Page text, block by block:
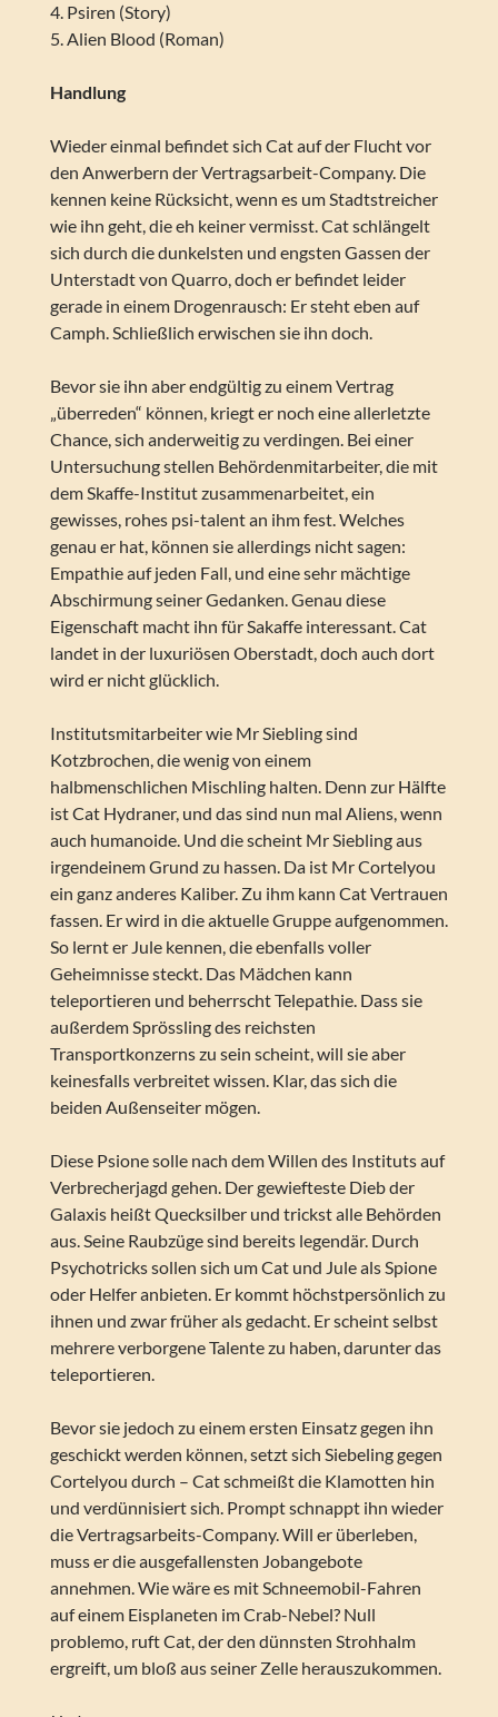
4. Psiren (Story)
5. Alien Blood (Roman)
Handlung
Wieder einmal befindet sich Cat auf der Flucht vor
den Anwerbern der Vertragsarbeit-Company. Die
kennen keine Rücksicht, wenn es um Stadtstreicher
wie ihn geht, die eh keiner vermisst. Cat schlängelt
sich durch die dunkelsten und engsten Gassen der
Unterstadt von Quarro, doch er befindet leider
gerade in einem Drogenrausch: Er steht eben auf
Camph. Schließlich erwischen sie ihn doch.
Bevor sie ihn aber endgültig zu einem Vertrag
„überreden“ können, kriegt er noch eine allerletzte
Chance, sich anderweitig zu verdingen. Bei einer
Untersuchung stellen Behördenmitarbeiter, die mit
dem Skaffe-Institut zusammenarbeitet, ein
gewisses, rohes psi-talent an ihm fest. Welches
genau er hat, können sie allerdings nicht sagen:
Empathie auf jeden Fall, und eine sehr mächtige
Abschirmung seiner Gedanken. Genau diese
Eigenschaft macht ihn für Sakaffe interessant. Cat
landet in der luxuriösen Oberstadt, doch auch dort
wird er nicht glücklich.
Institutsmitarbeiter wie Mr Siebling sind
Kotzbrochen, die wenig von einem
halbmenschlichen Mischling halten. Denn zur Hälfte
ist Cat Hydraner, und das sind nun mal Aliens, wenn
auch humanoide. Und die scheint Mr Siebling aus
irgendeinem Grund zu hassen. Da ist Mr Cortelyou
ein ganz anderes Kaliber. Zu ihm kann Cat Vertrauen
fassen. Er wird in die aktuelle Gruppe aufgenommen.
So lernt er Jule kennen, die ebenfalls voller
Geheimnisse steckt. Das Mädchen kann
teleportieren und beherrscht Telepathie. Dass sie
außerdem Sprössling des reichsten
Transportkonzerns zu sein scheint, will sie aber
keinesfalls verbreitet wissen. Klar, das sich die
beiden Außenseiter mögen.
Diese Psione solle nach dem Willen des Instituts auf
Verbrecherjagd gehen. Der gewiefteste Dieb der
Galaxis heißt Quecksilber und trickst alle Behörden
aus. Seine Raubzüge sind bereits legendär. Durch
Psychotricks sollen sich um Cat und Jule als Spione
oder Helfer anbieten. Er kommt höchstpersönlich zu
ihnen und zwar früher als gedacht. Er scheint selbst
mehrere verborgene Talente zu haben, darunter das
teleportieren.
Bevor sie jedoch zu einem ersten Einsatz gegen ihn
geschickt werden können, setzt sich Siebeling gegen
Cortelyou durch – Cat schmeißt die Klamotten hin
und verdünnisiert sich. Prompt schnappt ihn wieder
die Vertragsarbeits-Company. Will er überleben,
muss er die ausgefallensten Jobangebote
annehmen. Wie wäre es mit Schneemobil-Fahren
auf einem Eisplaneten im Crab-Nebel? Null
problemo, ruft Cat, der den dünnsten Strohhalm
ergreift, um bloß aus seiner Zelle herauszukommen.